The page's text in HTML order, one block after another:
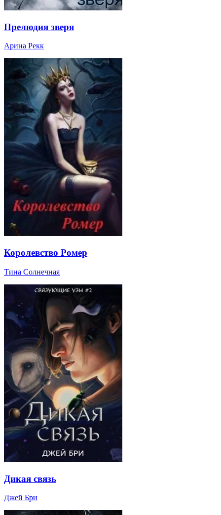
Прелюдия зверя
Арина Рекк
Королевство Ромер
Тина Солнечная
Дикая связь
Джей Бри